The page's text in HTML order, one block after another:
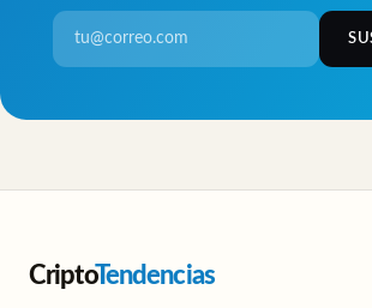
CriptoTendencias